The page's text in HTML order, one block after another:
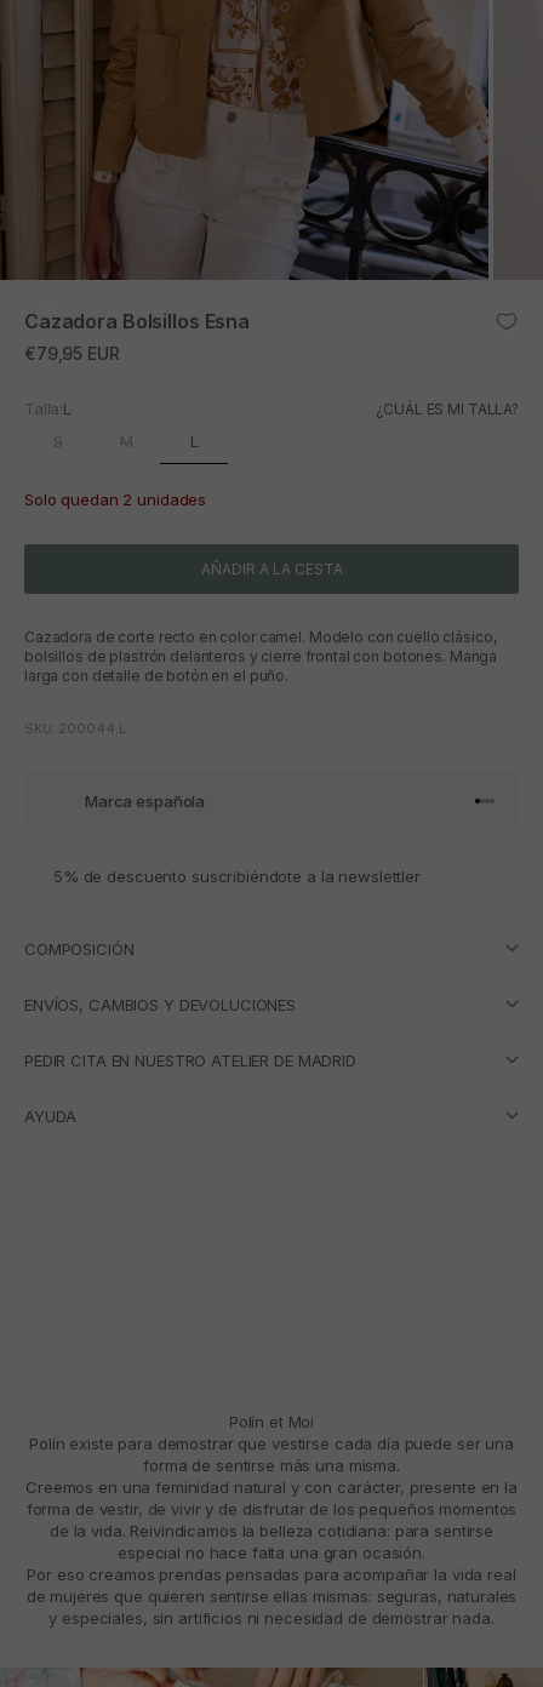
Cazadora Bolsillos Esna
Precio de oferta
€79,95 EUR
Talla:L ¿CUÁL ES MI TALLA?
S M L
Solo quedan 2 unidades
AÑADIR A LA CESTA
Cazadora de corte recto en color camel. Modelo con cuello clásico,
bolsillos de plastrón delanteros y cierre frontal con botones. Manga
larga con detalle de botón en el puño.
SKU: 200044.L
Marca española Ir al
Ir al
Ir al
Ir al
5% de descuento suscribiéndote a la newslettler
COMPOSICIÓN
ENVÍOS, CAMBIOS Y DEVOLUCIONES
PEDIR CITA EN NUESTRO ATELIER DE MADRID
AYUDA
Polín et Moi
Polín existe para demostrar que vestirse cada día puede ser una
forma de sentirse más una misma.
Creemos en una feminidad natural y con carácter, presente en la
forma de vestir, de vivir y de disfrutar de los pequeños momentos
de la vida. Reivindicamos la belleza cotidiana: para sentirse
especial no hace falta una gran ocasión.
Por eso creamos prendas pensadas para acompañar la vida real
de mujeres que quieren sentirse ellas mismas: seguras, naturales
y especiales, sin artificios ni necesidad de demostrar nada.